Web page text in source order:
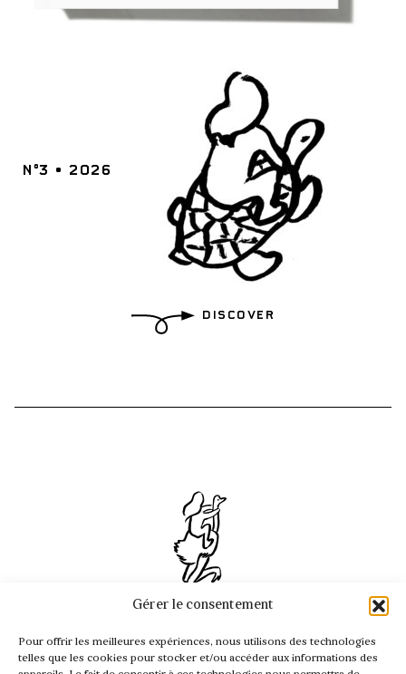
Gérer le consentement
Pour offrir les meilleures expériences, nous utilisons des technologies
telles que les cookies pour stocker et/ou accéder aux informations des
N°3 • 2026
Discover
INFO@PASSAGER.COM
@REVUEPASSAGER